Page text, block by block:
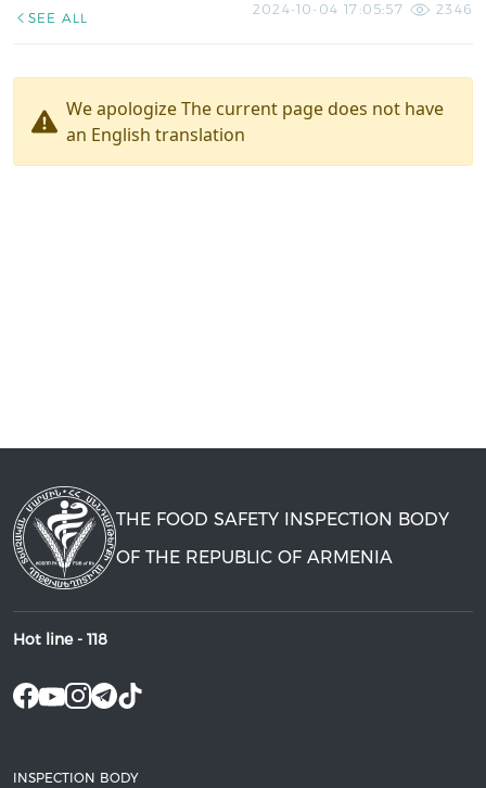
SEE ALL
2024-10-04 17:05:57 2346
We apologize The current page does not have
an English translation
THE FOOD SAFETY INSPECTION BODY
OF THE REPUBLIC OF ARMENIA
Hot line - 118
INSPECTION BODY